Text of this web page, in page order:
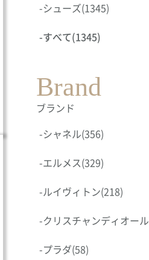
-シューズ(1345)
-すべて(1345)
Brand
ブランド
-シャネル(356)
-エルメス(329)
-ルイヴィトン(218)
-クリスチャンディオール
-プラダ(58)